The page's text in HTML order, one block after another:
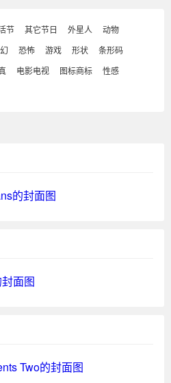
节 其它节日 外星人
动物
恐怖 游戏 形状
条形码
电影电视 图标商标
性感